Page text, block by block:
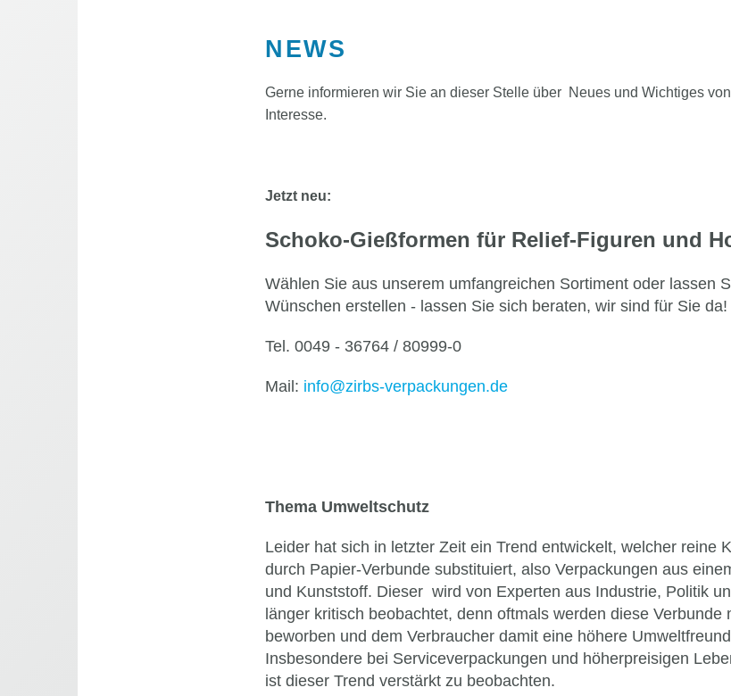
NEWS
Gerne informieren wir Sie an dieser Stelle über Neues und Wichtiges
Interesse.
Jetzt neu:
Schoko-Gießformen für Relief-Figuren und
Wählen Sie aus unserem umfangreichen Sortiment oder lassen
Wünschen erstellen - lassen Sie sich beraten, wir sind für Sie da!
Tel. 0049 - 36764 / 80999-0
Mail: info@zirbs-verpackungen.de
Thema Umweltschutz
Leider hat sich in letzter Zeit ein Trend entwickelt, welcher reine
durch Papier-Verbunde substituiert, also Verpackungen aus
und Kunststoff. Dieser wird von Experten aus Industrie, Politik
länger kritisch beobachtet, denn oftmals werden diese Verbunde
beworben und dem Verbraucher damit eine höhere
Insbesondere bei Serviceverpackungen und höherpreisigen
ist dieser Trend verstärkt zu beobachten.